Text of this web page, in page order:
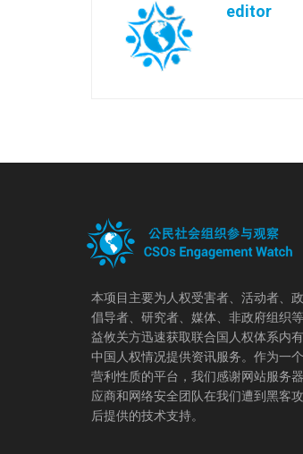
editor
本项目主要为人权受害者、活动者、
倡导者、研究者、媒体、非政府组织等
益攸关方迅速获取联合国人权体系内
中国人权情况提供资讯服务。作为一
营利性质的平台，我们感谢网站服务
应商和网络安全团队在我们遭到黑客
后提供的技术支持。